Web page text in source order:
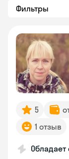
Фильтры
5
1 отзыв
Обладает